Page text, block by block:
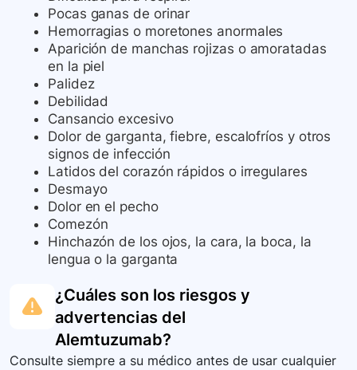
Pocas ganas de orinar
Hemorragias o moretones anormales
Aparición de manchas rojizas o amoratadas
en la piel
Palidez
Debilidad
Cansancio excesivo
Dolor de garganta, fiebre, escalofríos y otros
signos de infección
Latidos del corazón rápidos o irregulares
Desmayo
Dolor en el pecho
Comezón
Hinchazón de los ojos, la cara, la boca, la
lengua o la garganta
¿Cuáles son los riesgos y
advertencias del
Alemtuzumab?
Consulte siempre a su médico antes de usar cualquier